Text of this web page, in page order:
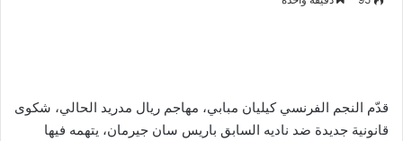
قدّم النجم الفرنسي كيليان مبابي، مهاجم ريال مدريد الحالي، شكوى
قانونية جديدة ضد ناديه السابق باريس سان جيرمان، يتهمه فيها